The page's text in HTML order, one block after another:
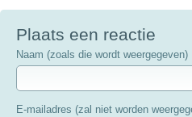
Plaats een reactie
Naam (zoals die wordt weergegeven)
E-mailadres (zal niet worden